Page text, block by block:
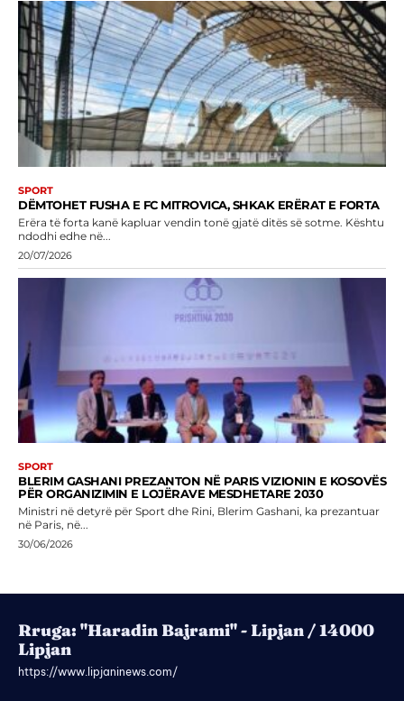
SPORT
DËMTOHET FUSHA E FC MITROVICA, SHKAK ERËRAT E FORTA
Erëra të forta kanë kapluar vendin tonë gjatë ditës së sotme. Kështu
ndodhi edhe në...
20/07/2026
SPORT
BLERIM GASHANI PREZANTON NË PARIS VIZIONIN E KOSOVËS
PËR ORGANIZIMIN E LOJËRAVE MESDHETARE 2030
Ministri në detyrë për Sport dhe Rini, Blerim Gashani, ka prezantuar
në Paris, në...
30/06/2026
Rruga: "Haradin Bajrami" - Lipjan / 14000
Lipjan
https://www.lipjaninews.com/